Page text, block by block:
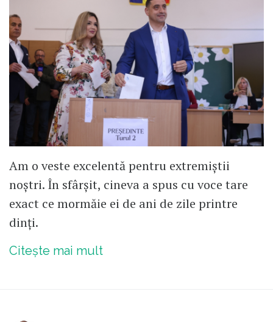
Am o veste excelentă pentru extremiștii
noștri. În sfârșit, cineva a spus cu voce tare
exact ce mormăie ei de ani de zile printre
dinți.
Citește mai mult